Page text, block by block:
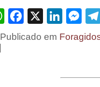
WhatsApp
Facebook
X
Publicado em